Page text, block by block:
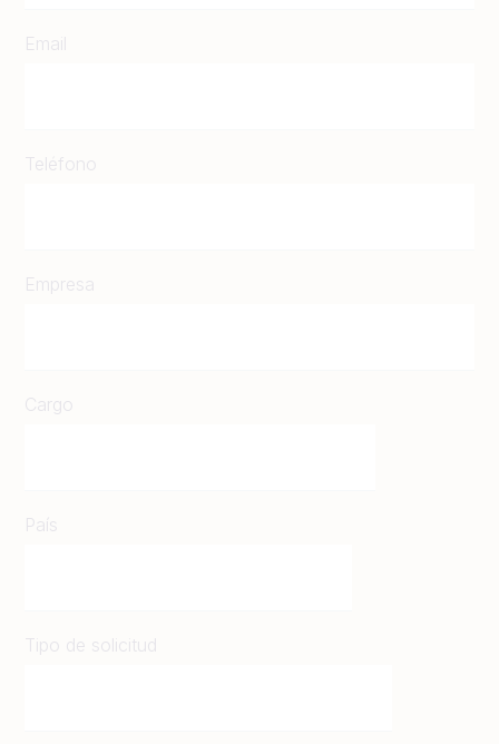
Email
Teléfono
Empresa
Cargo
País
Tipo de solicitud